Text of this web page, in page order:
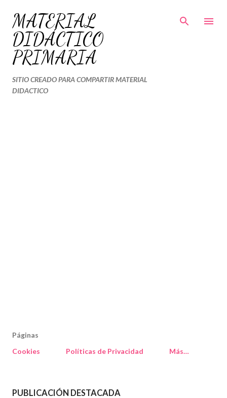
Ir al contenido principal
MATERIAL
DIDÁCTICO
PRIMARIA
SITIO CREADO PARA COMPARTIR MATERIAL
DIDACTICO
Páginas
Cookies
Políticas de Privacidad Más…
PUBLICACIÓN DESTACADA